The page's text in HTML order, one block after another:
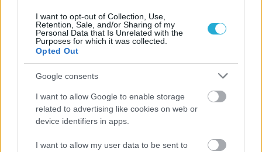
I want to opt-out of Collection, Use,
Retention, Sale, and/or Sharing of my
Personal Data that Is Unrelated with the
Purposes for which it was collected.
Opted Out
Google consents
I want to allow Google to enable storage
related to advertising like cookies on web or
device identifiers in apps.
I want to allow my user data to be sent to